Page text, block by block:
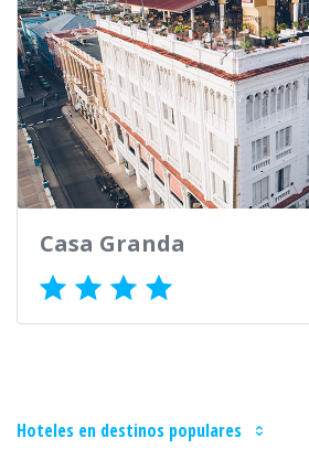
Casa Granda
Hoteles en destinos populares